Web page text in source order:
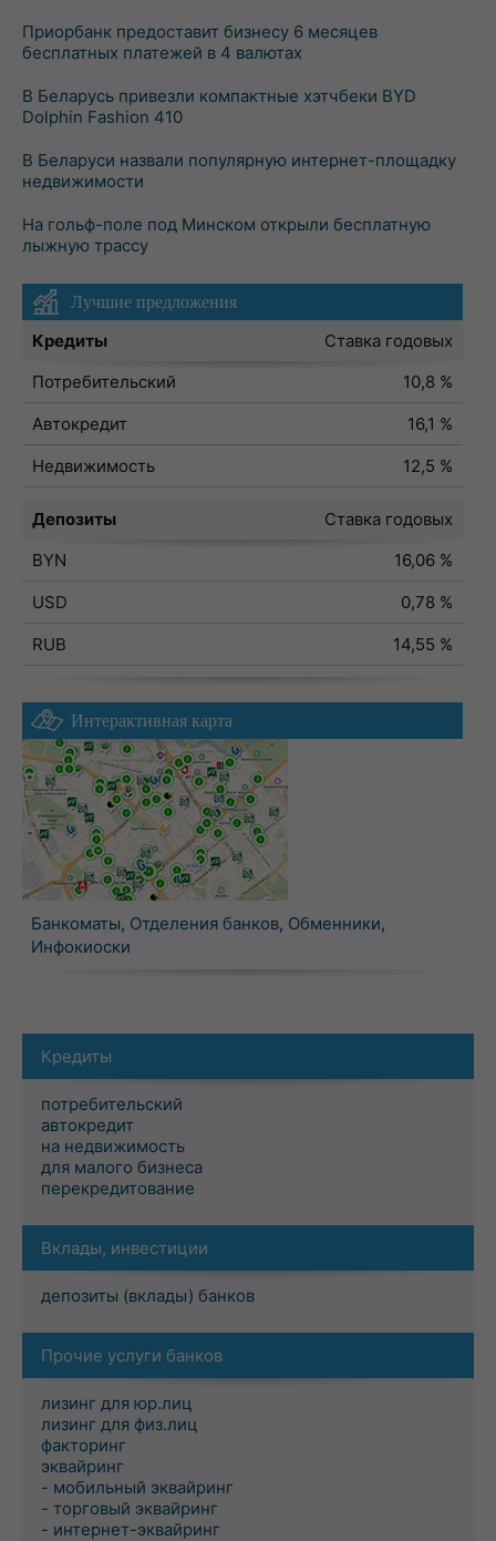
Приорбанк предоставит бизнесу 6 месяцев
бесплатных платежей в 4 валютах
В Беларусь привезли компактные хэтчбеки BYD
Dolphin Fashion 410
В Беларуси назвали популярную интернет-площадку
недвижимости
На гольф-поле под Минском открыли бесплатную
лыжную трассу
Лучшие предложения
Кредиты
Ставка годовых
Потребительский
10,8 %
Автокредит
16,1 %
Недвижимость
12,5 %
Депозиты
Ставка годовых
BYN
16,06 %
USD
0,78 %
RUB
14,55 %
Интерактивная карта
Банкоматы, Отделения банков, Обменники,
Инфокиоски
Кредиты
потребительский
автокредит
на недвижимость
для малого бизнеса
перекредитование
Вклады, инвестиции
депозиты (вклады) банков
Прочие услуги банков
лизинг для юр.лиц
лизинг для физ.лиц
факторинг
эквайринг
- мобильный эквайринг
- торговый эквайринг
- интернет-эквайринг